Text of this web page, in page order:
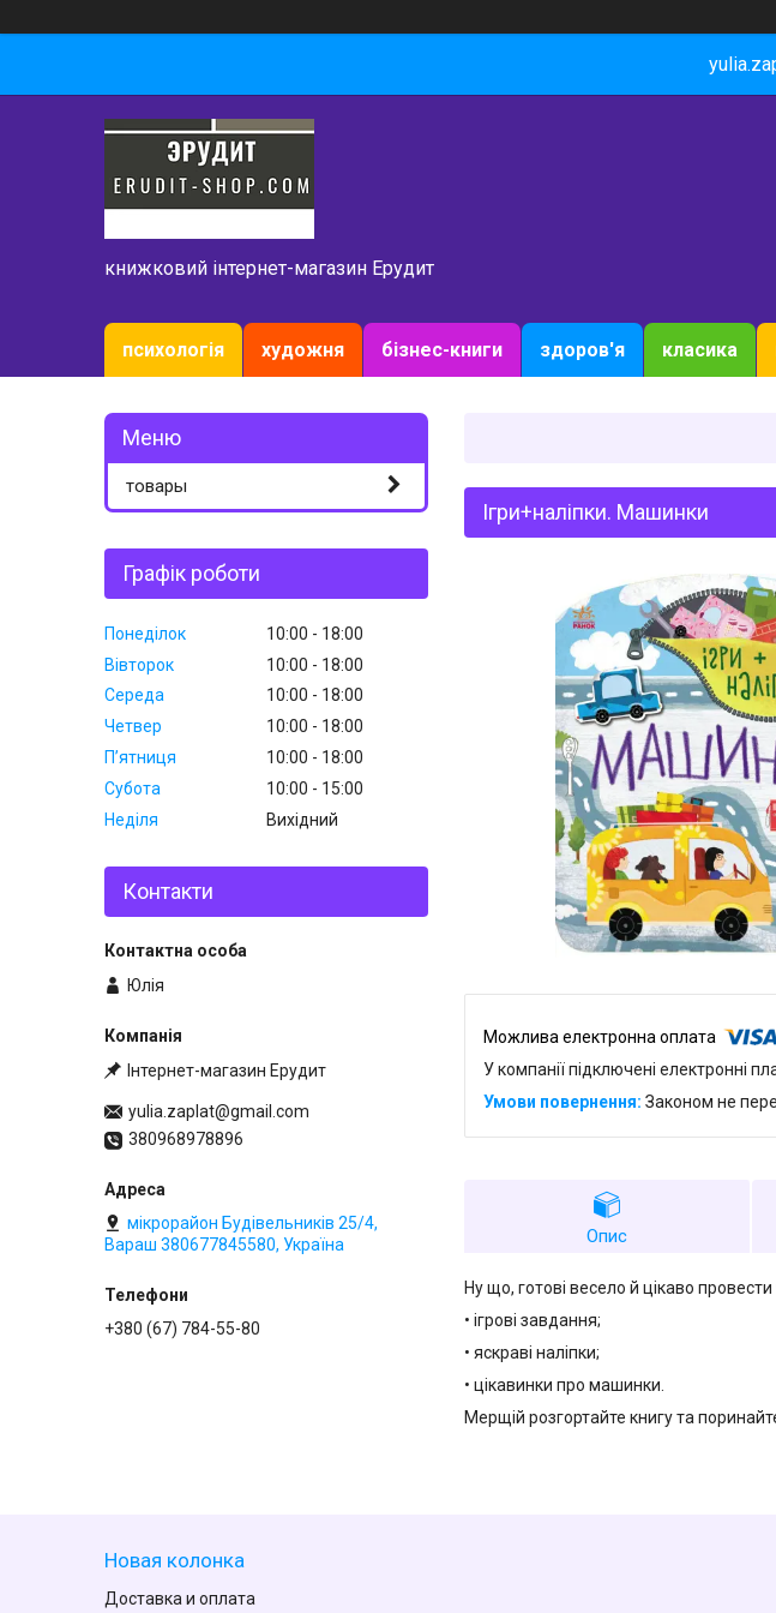
книжковий інтернет-магазин Ерудит
психологія художня бізнес-книги здоров'я класика
Ігри+наліпки. Машинки
У компанії підключені електронні
Законом не
Опис
Ну що, готові весело й цікаво
• ігрові завдання;
• яскраві наліпки;
• цікавинки про машинки.
Мерщій розгортайте книгу та
товары
Графік роботи
Понеділок 10:00
18:00
Вівторок
10:00
18:00
Середа
10:00
18:00
Четвер
10:00
18:00
Пʼятниця
10:00
18:00
Субота
10:00
15:00
Неділя
Вихідний
Контакти
Юлія
Інтернет-магазин Ерудит
yulia.zaplat@gmail.com
380968978896
мікрорайон Будівельників 25/4,
Вараш 380677845580, Україна
+380 (67) 784-55-80
Новая колонка
Доставка и оплата